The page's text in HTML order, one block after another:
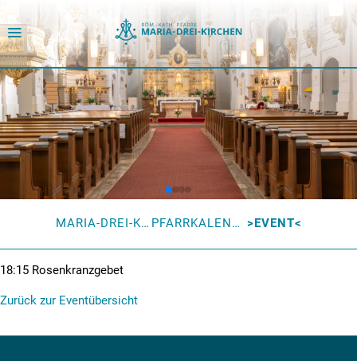
MARIA-DREI-KIRCHEN PFARRKALENDER EVENT
18:15 Rosenkranzgebet
Zurück zur Eventübersicht